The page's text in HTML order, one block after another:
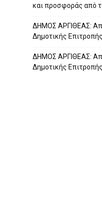
και προσφοράς από
ΔΗΜΟΣ ΑΡΓΙΘΕΑΣ:
Δημοτικής Επιτροπής
ΔΗΜΟΣ ΑΡΓΙΘΕΑΣ:
Δημοτικής Επιτροπής